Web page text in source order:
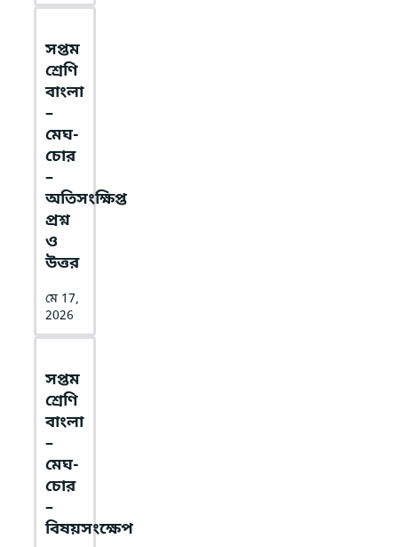
সপ্তম
শ্রেণি
বাংলা
–
মেঘ-
চোর
–
অতিসংক্ষিপ্ত
প্রশ্ন
ও
উত্তর
মে 17,
2026
সপ্তম
শ্রেণি
বাংলা
–
মেঘ-
চোর
–
বিষয়সংক্ষেপ